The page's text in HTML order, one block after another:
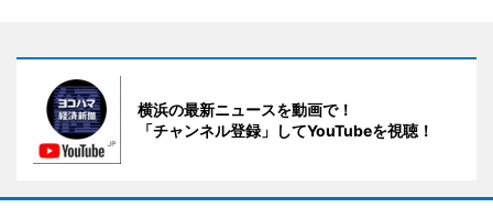
横浜の最新ニュースを動画で！
「チャンネル登録」してYouTubeを視聴！